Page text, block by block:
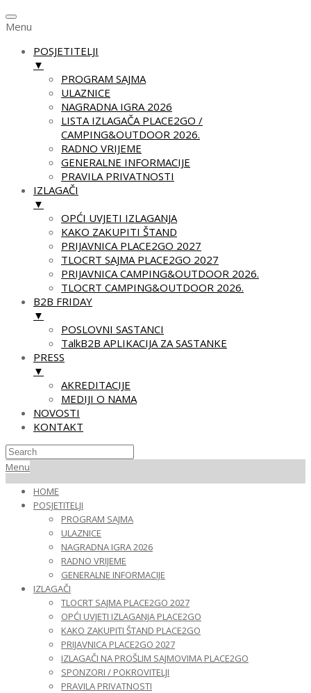
Menu
POSJETITELJI
▼
PROGRAM SAJMA
ULAZNICE
NAGRADNA IGRA 2026
LISTA IZLAGAČA PLACE2GO /
CAMPING&OUTDOOR 2026.
RADNO VRIJEME
GENERALNE INFORMACIJE
PRAVILA PRIVATNOSTI
IZLAGAČI
▼
OPĆI UVJETI IZLAGANJA
KAKO ZAKUPITI ŠTAND
PRIJAVNICA PLACE2GO 2027
TLOCRT SAJMA PLACE2GO 2027
PRIJAVNICA CAMPING&OUTDOOR 2026.
TLOCRT CAMPING&OUTDOOR 2026.
B2B FRIDAY
▼
POSLOVNI SASTANCI
TalkB2B APLIKACIJA ZA SASTANKE
PRESS
▼
AKREDITACIJE
MEDIJI O NAMA
NOVOSTI
KONTAKT
Skip
content
Primary
Menu
Menu
HOME
POSJETITELJI
PROGRAM SAJMA
ULAZNICE
NAGRADNA IGRA 2026
RADNO VRIJEME
GENERALNE INFORMACIJE
IZLAGAČI
TLOCRT SAJMA PLACE2GO 2027
OPĆI UVJETI IZLAGANJA PLACE2GO
KAKO ZAKUPITI ŠTAND PLACE2GO
PRIJAVNICA PLACE2GO 2027
IZLAGAČI NA PROŠLIM SAJMOVIMA PLACE2GO
SPONZORI / POKROVITELJI
PRAVILA PRIVATNOSTI